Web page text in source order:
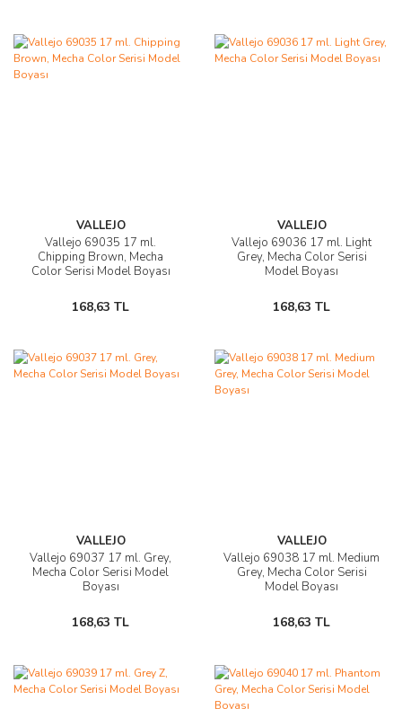
VALLEJO
Vallejo 69035 17 ml.
Chipping Brown, Mecha
Color Serisi Model Boyası
168,63 TL
VALLEJO
Vallejo 69036 17 ml. Light
Grey, Mecha Color Serisi
Model Boyası
168,63 TL
VALLEJO
Vallejo 69037 17 ml. Grey,
Mecha Color Serisi Model
Boyası
168,63 TL
VALLEJO
Vallejo 69038 17 ml. Medium
Grey, Mecha Color Serisi
Model Boyası
168,63 TL